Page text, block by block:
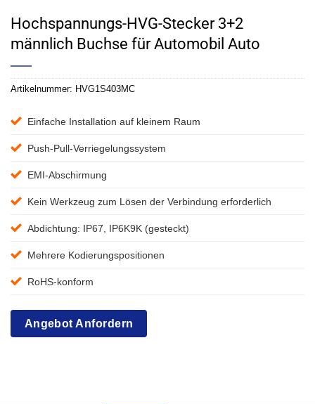
Hochspannungs-HVG-Stecker 3+2
männlich Buchse für Automobil Auto
Artikelnummer: HVG1S403MC
Einfache Installation auf kleinem Raum
Push-Pull-Verriegelungssystem
EMI-Abschirmung
Kein Werkzeug zum Lösen der Verbindung erforderlich
Abdichtung: IP67, IP6K9K (gesteckt)
Mehrere Kodierungspositionen
RoHS-konform
Angebot Anfordern